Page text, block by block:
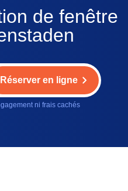
de fenêtre
Réserver en ligne
ni frais cachés